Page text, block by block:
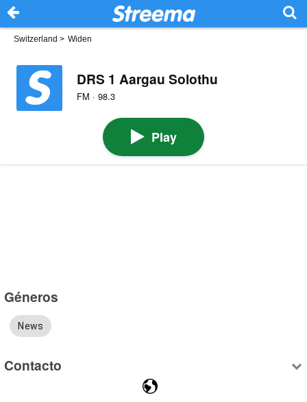
Switzerland > Widen
DRS 1 Aargau Solothu
FM · 98.3
Play
Géneros
News
Contacto